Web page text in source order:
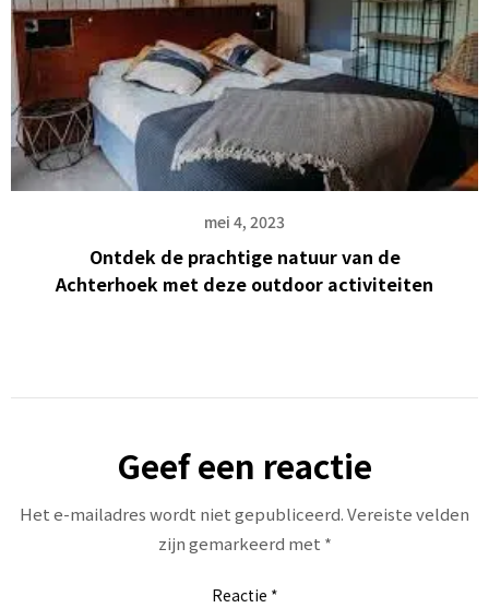
mei 4, 2023
Ontdek de prachtige natuur van de
Achterhoek met deze outdoor activiteiten
Geef een reactie
Het e-mailadres wordt niet gepubliceerd.Vereiste velden
zijn gemarkeerd met *
Reactie *